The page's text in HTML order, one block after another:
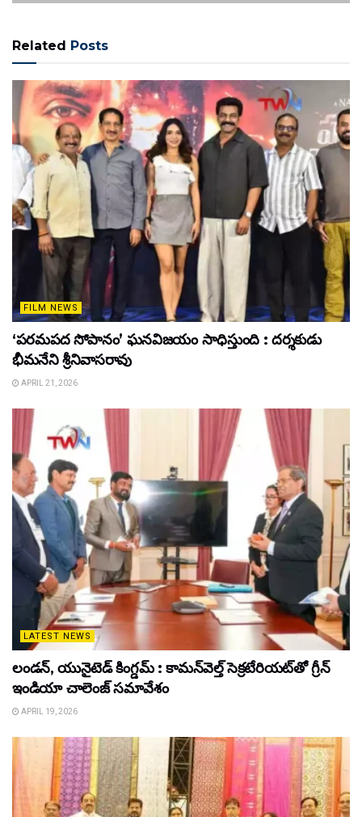
Related Posts
FILM NEWS
‘పరమపద సోపానం’ ఘనవిజయం సాధిస్తుంది : దర్శకుడు
భీమనేని శ్రీనివాసరావు
APRIL 21, 2026
LATEST NEWS
లండన్, యునైటెడ్ కింగ్డమ్ : కామన్‌వెల్త్ సెక్రటేరియట్‌తో గ్రీన్
ఇండియా చాలెంజ్ సమావేశం
APRIL 19, 2026